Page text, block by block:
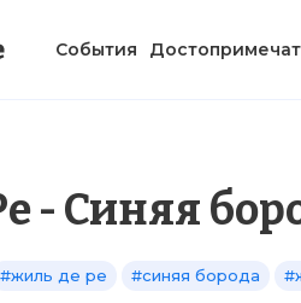
События
- Синяя
#жиль де ре #синяя борода